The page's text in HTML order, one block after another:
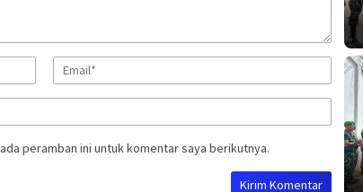
peramban ini untuk komentar saya berikutnya.